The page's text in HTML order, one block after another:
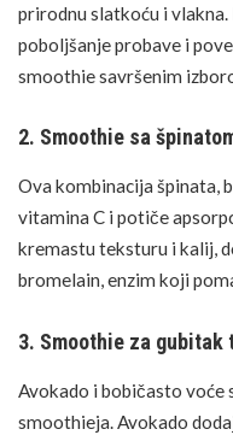
prirodnu slatkoću i
poboljšanje probave i
smoothie savršenim
2. Smoothie sa
Ova kombinacija špinata,
vitamina C i potiče
kremastu teksturu i kalij,
bromelain, enzim koji
3. Smoothie za gubitak
Avokado i bobičasto voće
smoothieja.Avokado